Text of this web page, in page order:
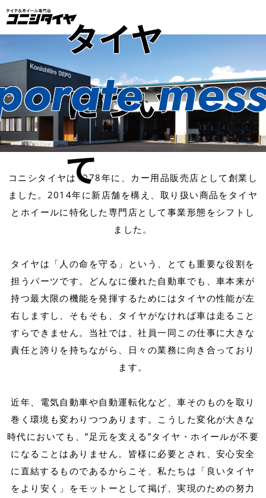
タイヤ
につい
て
コニシタイヤは1978年に、カー用品販売店として創業し
ました。 2014年に新店舗を構え、取り扱い商品をタイヤ
とホイールに特化した専門店として事業形態をシフトし
ました。
タイヤは「人の命を守る」という、とても重要な役割を
担うパーツです。
どんなに優れた自動車でも、車本来が
持つ最大限の機能を発揮するためにはタイヤの性能が左
右しますし、 そもそも、タイヤがなければ車は走ること
すらできません。 当社では、社員一同この仕事に大きな
責任と誇りを持ちながら、日々の業務に向き合っており
ます。
近年、電気自動車や自動運転化など、車そのものを取り
巻く環境も変わりつつあります。 こうした変化が大きな
時代においても、”足元を支える”タイヤ・ホイールが不要
になることはありません。 皆様に必要とされ、安心安全
に直結するものであるからこそ、私たちは「良いタイヤ
をより安く」をモットーとして掲げ、実現のための努力